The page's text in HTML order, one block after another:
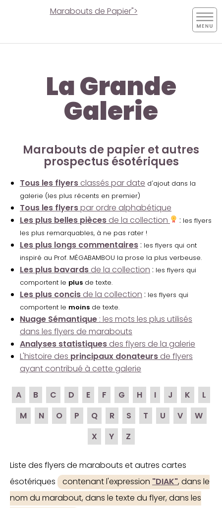
Marabouts de Papier">
La Grande
Galerie
Marabouts de papier et autres
prospectus ésotériques
Tous les flyers classés par date d'ajout dans la
galerie (les plus récents en premier)
Tous les flyerspar ordre alphabétique
Les plus belles pièces de la collection : les flyers
les plus remarquables, à ne pas rater !
Les plus longs commentaires : les flyers qui ont
inspiré au Prof. MÉGABAMBOU la prose la plus verbeuse.
Les plus bavards de la collection : les flyers qui
comportent le plus de texte.
Les plus concis de la collection : les flyers qui
comportent le moins de texte.
Nuage Sémantique : les mots les plus utilisés
dans les flyers de marabouts
Analyses statistiques des flyers de la galerie
L'histoire des principaux donateurs de flyers
ayant contribué à cette galerie
A B C D E F G H I J K
L
M
N O P Q R S T U V
W
X
Y Z
Liste des flyers de marabouts et autres cartes
ésotériques
contenant l'expression "DIAK", dans le
nom du marabout, dans le texte du flyer, dans les